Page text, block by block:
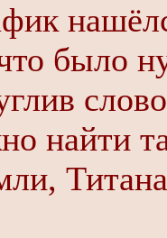
было
найти